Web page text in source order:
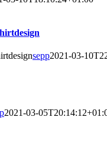
sepp2021-03-
2021-03-